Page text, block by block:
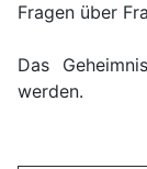
Fragen über
Das
werden.